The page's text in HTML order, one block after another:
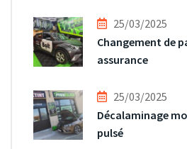
25/03/2025
Changement de
assurance
25/03/2025
Décalaminage
pulsé